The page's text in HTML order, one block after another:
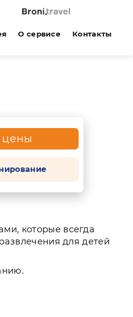
О сервисе Контакты
цены
которые всегда
для детей